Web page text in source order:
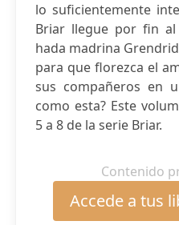
lo suficientemente
Briar llegue por fin al
hada madrina
para que florezca el
sus compañeros en
como esta? Este
5 a 8 de la serie Briar.
Contenido
Accede a tus